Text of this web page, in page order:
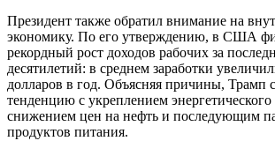
Президент также обратил внимание на
экономику. По его утверждению, в США
рекордный рост доходов рабочих за
десятилетий: в среднем заработки
долларов в год. Объясняя причины, Трамп
тенденцию с укреплением энергетического
снижением цен на нефть и последующим
продуктов питания.